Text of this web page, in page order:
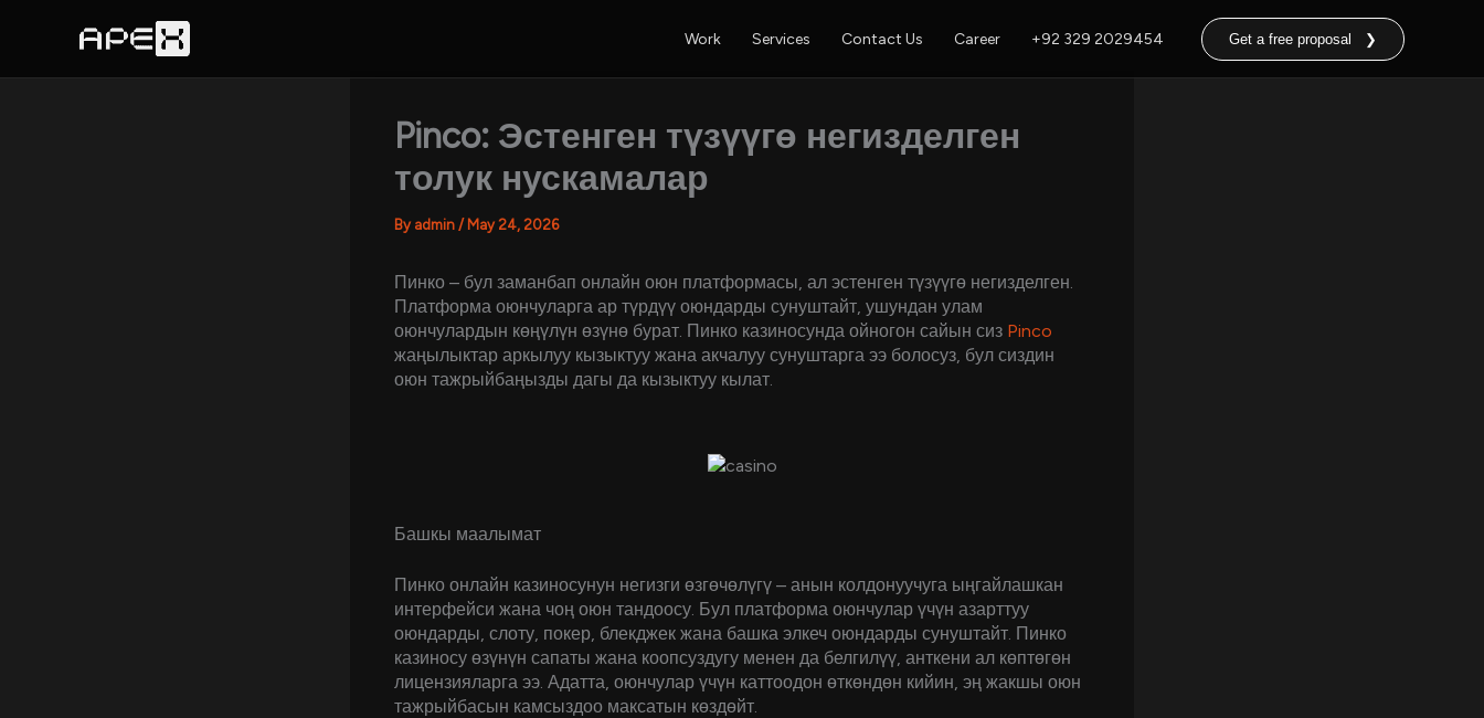
Work Services Contact Us Career +92 329 2029454 Get a free proposal ❯
Pinco: Эстенген түзүүгө негизделген
толук нускамалар
By admin / May 24, 2026
Пинко – бул заманбап онлайн оюн платформасы, ал эстенген түзүүгө негизделген.
Платформа оюнчуларга ар түрдүү оюндарды сунуштайт, ушундан улам
оюнчулардын көңүлүн өзүнө бурат. Пинко казиносунда ойногон сайын сиз Pinco
жаңылыктар аркылуу кызыктуу жана акчалуу сунуштарга ээ болосуз, бул сиздин
оюн тажрыйбаңызды дагы да кызыктуу кылат.
Башкы маалымат
Пинко онлайн казиносунун негизги өзгөчөлүгү – анын колдонуучуга ыңгайлашкан
интерфейси жана чоң оюн тандоосу. Бул платформа оюнчулар үчүн азарттуу
оюндарды, слоту, покер, блекджек жана башка элкеч оюндарды сунуштайт. Пинко
казиносу өзүнүн сапаты жана коопсуздугу менен да белгилүү, анткени ал көптөгөн
лицензияларга ээ. Адатта, оюнчулар үчүн каттоодон өткөндөн кийин, эң жакшы оюн
тажрыйбасын камсыздоо максатын көздөйт.